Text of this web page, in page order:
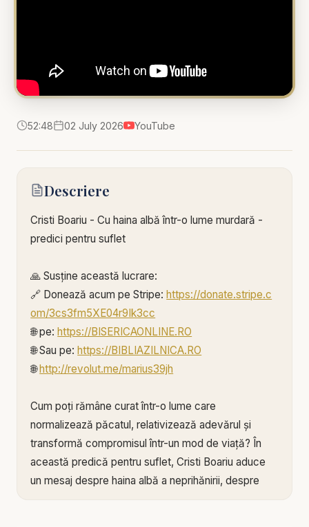
52:48 02 July 2026 YouTube
Descriere
Cristi Boariu - Cu haina albă într-o lume murdară -
predici pentru suflet
🙏 Susține această lucrare:
🔗 Donează acum pe Stripe:https://donate.stripe.c
om/3cs3fm5XE04r9Ik3cc
🌐 pe:https://BISERICAONLINE.RO
🌐 Sau pe:https://BIBLIAZILNICA.RO
🌐http://revolut.me/marius39jh
Cum poți rămâne curat într-o lume care
normalizează păcatul, relativizează adevărul și
transformă compromisul într-un mod de viață? În
această predică pentru suflet, Cristi Boariu aduce
un mesaj despre haina albă a neprihănirii, despre